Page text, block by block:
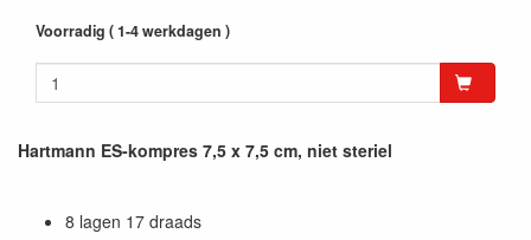
Voorradig ( 1-4 werkdagen )
Hartmann ES-kompres 7,5 x 7,5 cm, niet steriel
8 lagen 17 draads